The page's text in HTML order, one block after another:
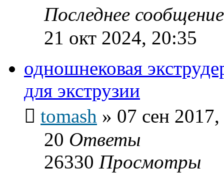
Последнее
21 окт 2024, 20:35
одношнековая
для экструзии
tomash » 07 сен
20 Ответы
26330 Просмотры